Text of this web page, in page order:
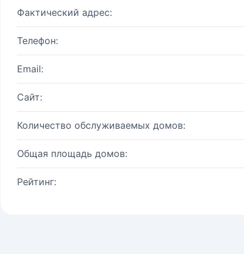
Фактический адрес:
Телефон:
Email:
Сайт:
Количество обслуживаемых домов:
Общая площадь домов:
Рейтинг: